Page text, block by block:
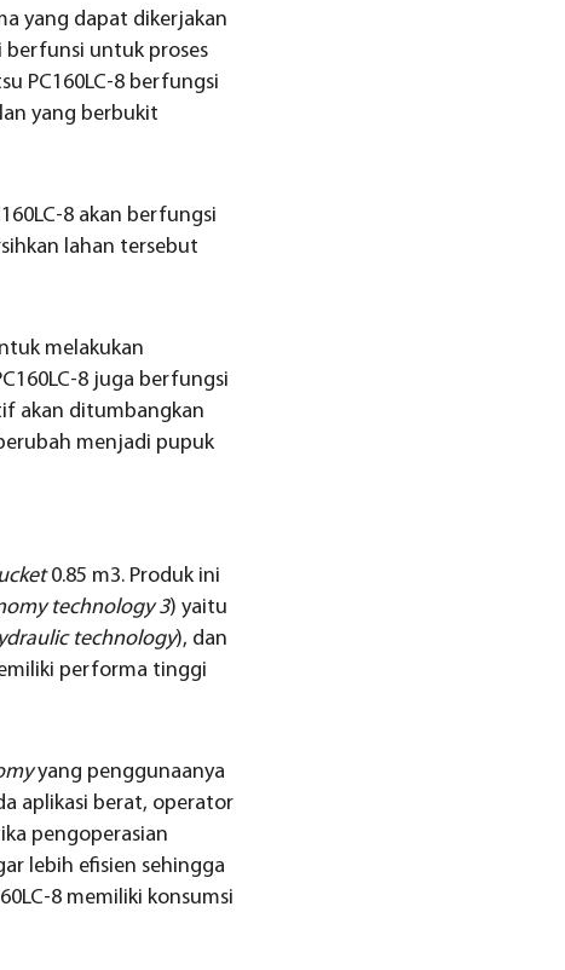
yang dapat dikerjakan
berfunsi untuk proses
PC160LC-8 berfungsi
yang berbukit
8 akan berfungsi
lahan tersebut
melakukan
8 juga berfungsi
akan ditumbangkan
menjadi pupuk
0.85 m3. Produk ini
technology 3) yaitu
technology), dan
performa tinggi
yang penggunaanya
aplikasi berat, operator
pengoperasian
lebih efisien sehingga
8 memiliki konsumsi